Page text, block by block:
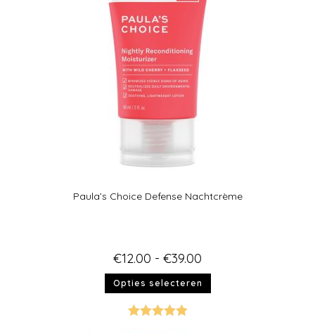
Paula’s Choice Defense Nachtcrème
€12.00 - €39.00
Opties selecteren